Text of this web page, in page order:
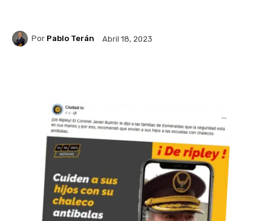
Por Pablo Terán Abril 18, 2023